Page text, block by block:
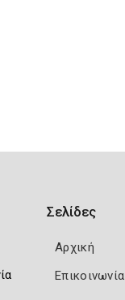
Σελίδες
Αρχική
Επικοινωνία